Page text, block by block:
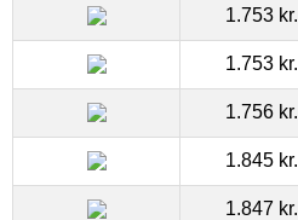
1.753 kr.
1.753 kr.
1.756 kr.
1.845 kr.
1.847 kr.